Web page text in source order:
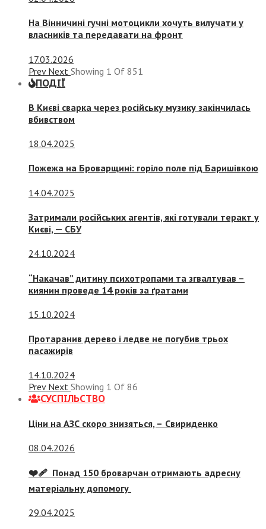
На Вінничині гучні мотоцикли хочуть вилучати у
власників та передавати на фронт
17.03.2026
Prev Next Showing 1 Of 851
ПОДІЇ
В Києві сварка через російську музику закінчилась
вбивством
18.04.2025
Пожежа на Броварщині: горіло поле під Баришівкою
14.04.2025
Затримали російських агентів, які готували теракт у
Києві, — СБУ
24.10.2024
“Накачав” дитину психотропами та згвалтував –
киянин проведе 14 років за ґратами
15.10.2024
Протаранив дерево і ледве не погубив трьох
пасажирів
14.10.2024
Prev Next Showing 1 Of 86
СУСПIЛЬСТВО
Ціни на АЗС скоро знизяться, – Свириденко
08.04.2026
❤️‍🩹 Понад 150 броварчан отримають адресну
матеріальну допомогу
29.04.2025